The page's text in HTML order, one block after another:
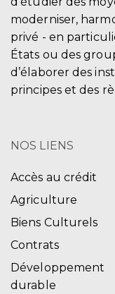
moderniser,
privé - en
États ou des
d’élaborer des
principes et des
NOS LIENS
Accès au crédit
Agriculture
Biens Culturels
Contrats
Développement
durable